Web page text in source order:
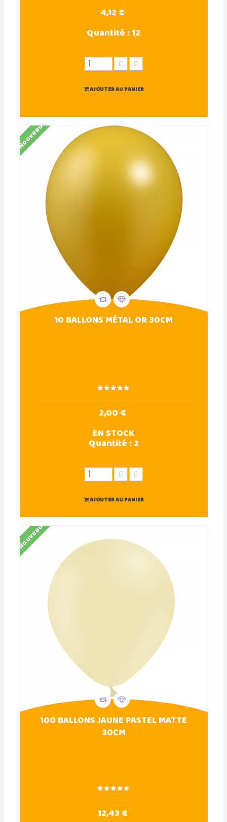
4,12 €
Quantité :12
AJOUTER AU PANIER
Nouveau
10 BALLONS MÉTAL OR 30CM
2,00 €
EN STOCK
Quantité :2
AJOUTER AU PANIER
Nouveau
100 BALLONS JAUNE PASTEL MATTE
30CM
12,43 €